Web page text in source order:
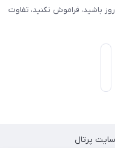
باشید، فراموش نکنید، تفاوت
سایت پرتال